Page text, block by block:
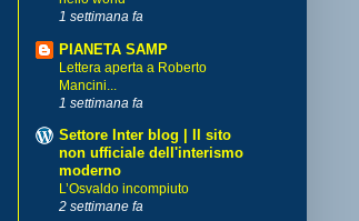
1 settimana fa
PIANETA SAMP
Lettera aperta a Roberto
Mancini...
1 settimana fa
Settore Inter blog | Il sito
non ufficiale dell'interismo
moderno
L’Osvaldo incompiuto
2 settimane fa